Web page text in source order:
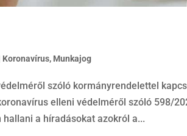
Koronavírus, Munkajog
szóló kormányrendelettel
elleni védelméről szóló 598/
a híradásokat azokról a...